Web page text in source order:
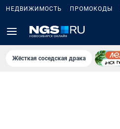
НЕДВИЖИМОСТЬ ПРОМОКОДЫ
Жёсткая соседская драка